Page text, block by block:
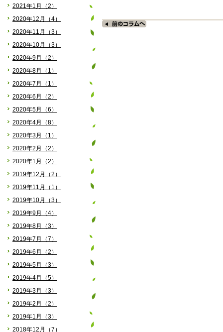
2021年1月（2）
2020年12月（4）
2020年11月（3）
2020年10月（3）
2020年9月（2）
2020年8月（1）
2020年7月（1）
2020年6月（2）
2020年5月（6）
2020年4月（8）
2020年3月（1）
2020年2月（2）
2020年1月（2）
2019年12月（2）
2019年11月（1）
2019年10月（3）
2019年9月（4）
2019年8月（3）
2019年7月（7）
2019年6月（2）
2019年5月（3）
2019年4月（5）
2019年3月（3）
2019年2月（2）
2019年1月（3）
2018年12月（7）